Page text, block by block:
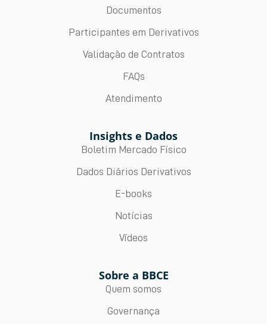
Documentos
Participantes em Derivativos
Validação de Contratos
FAQs
Atendimento
Insights e Dados
Boletim Mercado Físico
Dados Diários Derivativos
E-books
Notícias
Vídeos
Sobre a BBCE
Quem somos
Governança